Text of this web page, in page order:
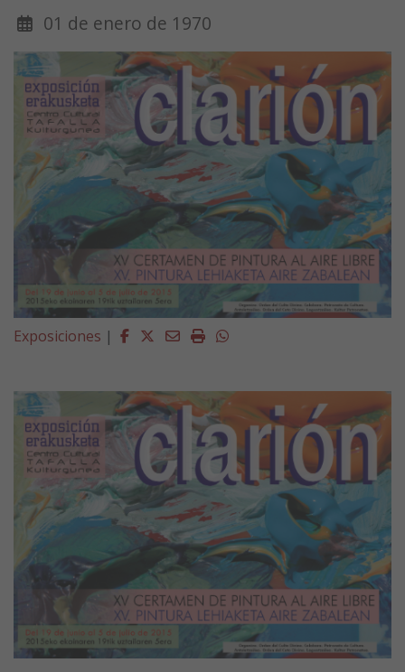
01 de enero de 1970
Exposiciones | Facebook
Twitter
EmailImprimirWhatsapp